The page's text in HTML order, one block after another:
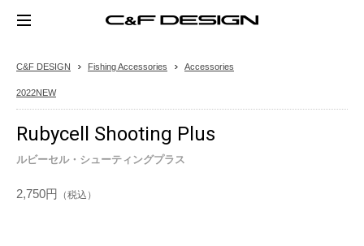
C&F DESIGN Fishing Accessories Accessories
2022NEW
Rubycell Shooting Plus
ルビーセル・シューティングプラス
2,750円 （税込）